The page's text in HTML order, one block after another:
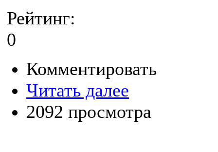
Рейтинг:
0
Комментировать
Читать далее
2092 просмотра